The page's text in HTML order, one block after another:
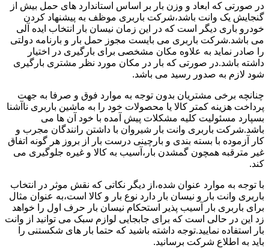
در صورتی که ابعاد و وزن بار بر اساس استاندارد های حمل بیش از
گنجایش یک وانت باشد،شرکت باربری موظف به پیشنهاد کردن
خودرو باری دیگر است که در این زمان نیسان بار انتخاب ایده آلی
می باشد.شرکت باربری می بایست مجوز حمل بار و بارنامه دولتی
را صادر نماید به علاوه مکان مشخصی برای بارگیری در اختیار
داشته باشد.در صورتی که بار در مکان مورد نظر مشتری بارگیری
شود لازم به صدور رسید می باشد.
چنانچه برخی مشتریان بدون توجه به موارد فوق و صرفا به جهت
پرداخت هزینه کمتر کالا یا محصولات خود را به ماشین باربری ناآشنا
بسپارد مسئولیت کلیه مشکلات پیش آمده با خود آن ها می
باشد.شرکت باربری وانت بار شیروان با داشتن رانندگان مجرب و
کار آزموده با بسته بندی و بارچینی درست بار از بروز هر گونه اتفاق
غیر مترقبه همچون گمشدن بار،آسیب به کالا و غیره جلوگیری می
کند.
با توجه به موارد عنوان شده،از دیگر نکاتی که نقش موثر در انتخاب
باربری وانت بار و نیسان بار دارد نوع بار و کالا است،به عنوان مثال
برای باربری بار آسیب پذیر استحکام نیسان بار حرف اول را خواهد
زد این در حالی است که برای جابجایی لوازم سبک می توانید از وانت
بار استفاده نمایید.توجه داشته باشید که حتما بار های شکستنی را
باید به اطلاع شرکت برسانید.